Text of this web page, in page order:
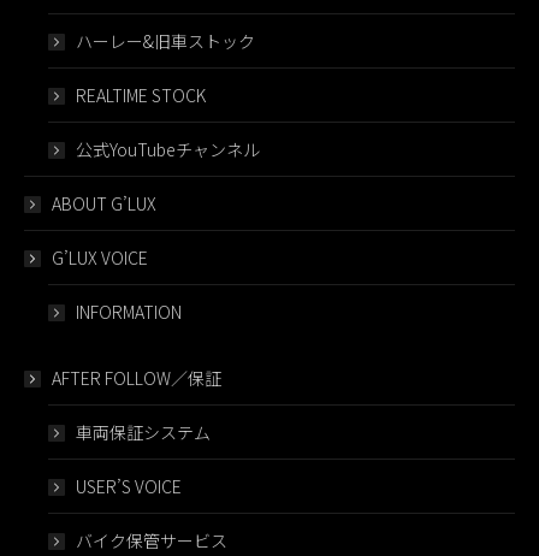
ハーレー&旧車ストック
REALTIME STOCK
公式YouTubeチャンネル
ABOUT G’LUX
G’LUX VOICE
INFORMATION
AFTER FOLLOW／保証
車両保証システム
USER’S VOICE
バイク保管サービス